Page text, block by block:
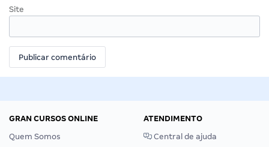
Site
GRAN CURSOS ONLINE
Quem Somos
ATENDIMENTO
Central de ajuda